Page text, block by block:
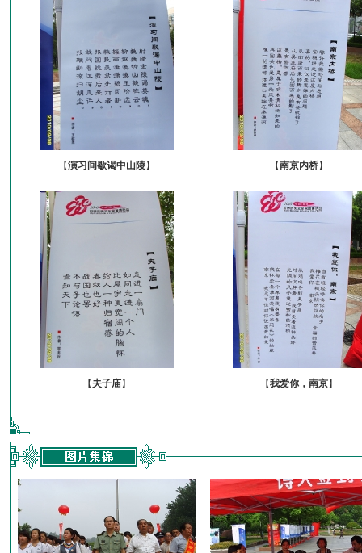
【演习间歇谒中山陵】 【南京内桥】
【夫子庙】 【我爱你，南京】